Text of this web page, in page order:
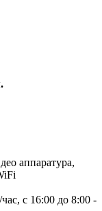
аппаратура,
с 16:00 до 8:00 -